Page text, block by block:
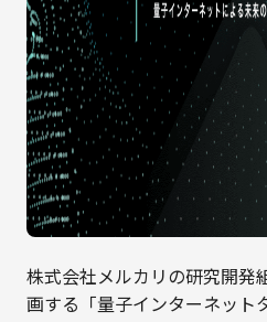
株式会社メルカリの研究開発
画する「量子インターネット